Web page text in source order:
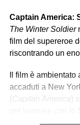
Captain America:
The Winter Soldier
film del supereroe
riscontrando un
Il film è ambientato
accaduti a New
(Capitan America)
diversi intrighi.